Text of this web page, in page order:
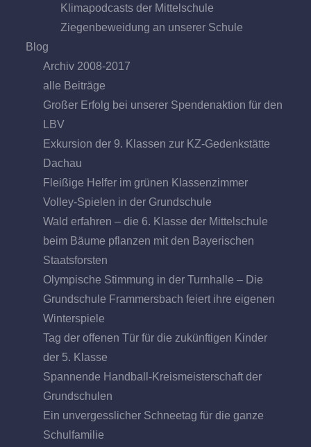
Klimapodcasts der Mittelschule
Ziegenbeweidung an unserer Schule
Blog
Archiv 2008-2017
alle Beiträge
Großer Erfolg bei unserer Spendenaktion für den
LBV
Exkursion der 9. Klassen zur KZ-Gedenkstätte
Dachau
Fleißige Helfer im grünen Klassenzimmer
Volley-Spielen in der Grundschule
Wald erfahren – die 6. Klasse der Mittelschule
beim Bäume pflanzen mit den Bayerischen
Staatsforsten
Olympische Stimmung in der Turnhalle – Die
Grundschule Frammersbach feiert ihre eigenen
Winterspiele
Tag der offenen Tür für die zukünftigen Kinder
der 5. Klasse
Spannende Handball-Kreismeisterschaft der
Grundschulen
Ein unvergesslicher Schneetag für die ganze
Schulfamilie